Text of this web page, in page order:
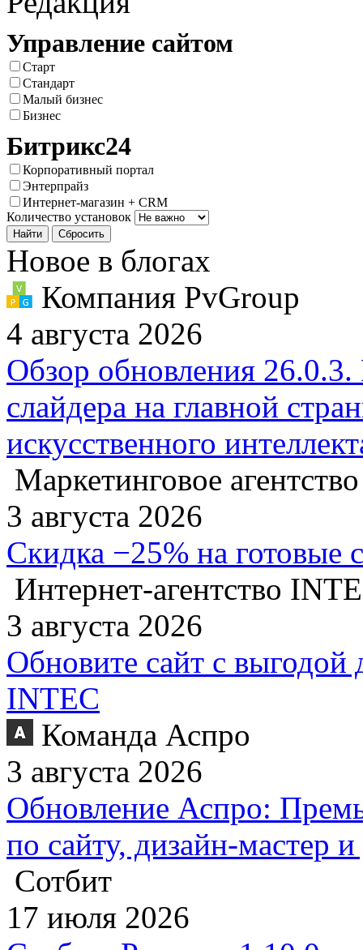
Управление сайтом
Старт
Стандарт
Малый бизнес
Бизнес
Битрикс24
Корпоративный портал
Энтерпрайз
Интернет-магазин + CRM
Количество установок
Новое в блогах
Компания PvGroup
4 августа 2026
Обзор обновления 26.0.3.
слайдера на главной
искусственного
Маркетинговое
3 августа 2026
Скидка −25% на готовые
Интернет-агентство
3 августа 2026
Обновите сайт с выгодой
INTEC
Команда Аспро
3 августа 2026
Обновление Аспро:
по сайту, дизайн-мастер
Сотбит
17 июля 2026